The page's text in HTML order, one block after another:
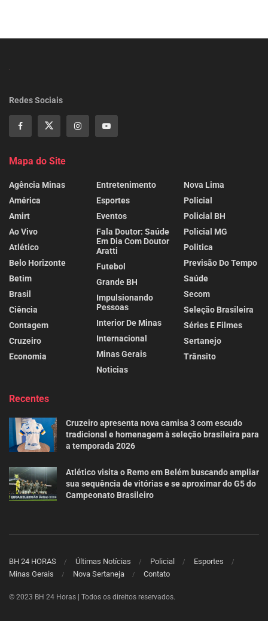
Redes Sociais
Mapa do Site
Agência Minas
América
Amirt
Ao Vivo
Atlético
Belo Horizonte
Betim
Brasil
Ciência
Contagem
Cruzeiro
Economia
Entretenimento
Esportes
Eventos
Fala Doutor: Saúde
Em Dia Com Doutor
Aratti
Futebol
Grande BH
Impulsionando
Pessoas
Interior De Minas
Internacional
Minas Gerais
Noticias
Nova Lima
Policial
Policial BH
Policial MG
Politica
Previsão Do Tempo
Saúde
Secom
Seleção Brasileira
Séries E Filmes
Sertanejo
Trânsito
Recentes
Cruzeiro apresenta nova camisa 3 com escudo
tradicional e homenagem à seleção brasileira para
a temporada 2026
Atlético visita o Remo em Belém buscando ampliar
sua sequência de vitórias e se aproximar do G5 do
Campeonato Brasileiro
BH 24 HORAS Últimas Notícias Policial
Esportes
Minas Gerais
Nova Sertaneja Contato
© 2023 BH 24 Horas | Todos os direitos reservados.